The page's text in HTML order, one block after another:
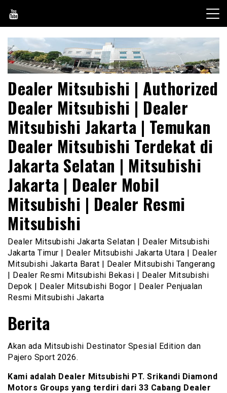
content
Dealer Mitsubishi | Authorized
Dealer Mitsubishi | Dealer
Mitsubishi Jakarta | Temukan
Dealer Mitsubishi Terdekat di
Jakarta Selatan | Mitsubishi
Jakarta | Dealer Mobil
Mitsubishi | Dealer Resmi
Mitsubishi
Dealer Mitsubishi Jakarta Selatan | Dealer Mitsubishi
Jakarta Timur | Dealer Mitsubishi Jakarta Utara | Dealer
Mitsubishi Jakarta Barat | Dealer Mitsubishi Tangerang
| Dealer Resmi Mitsubishi Bekasi | Dealer Mitsubishi
Depok | Dealer Mitsubishi Bogor | Dealer Penjualan
Resmi Mitsubishi Jakarta
Berita
Akan ada Mitsubishi Destinator Spesial Edition dan
Pajero Sport 2026.
Kami adalah Dealer Mitsubishi PT. Srikandi Diamond
Motors Groups yang terdiri dari 33 Cabang Dealer